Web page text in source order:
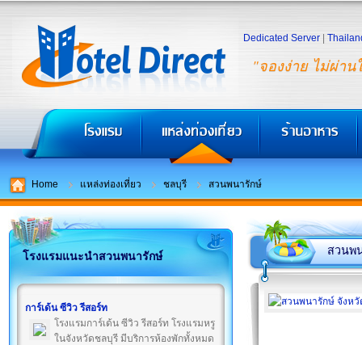
"จองง่าย ไม่ผ่าน
Dedicated Server
Home แหล่งท่องเที่ยว ชลบุรี สวนพนารักษ์
โรงแรมแนะนำสวนพนารักษ์
การ์เด้น ซีวิว รีสอร์ท
โรงแรมการ์เด้น ซีวิว รีสอร์ท โรงแรมหรู
ในจังหวัดชลบุรี มีบริการห้องพักทั้งหมด
สวนพ